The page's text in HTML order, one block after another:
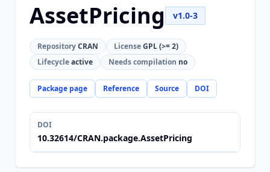
AssetPricing v1.0-3
RepositoryCRAN LicenseGPL (>= 2)
Lifecycleactive Needs compilation no
Package page Reference Source DOI
DOI
10.32614/CRAN.package.AssetPricing